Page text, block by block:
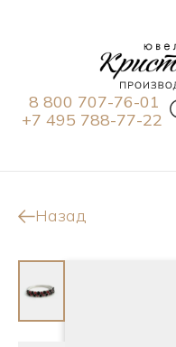
8 800 707-76-01
+7 495 788-77-22
Назад